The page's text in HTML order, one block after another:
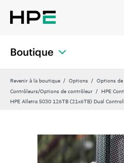
Boutique
Revenir à la boutique Options
Options
Contrôleurs/Options de contrôleur
HPE
HPE Alletra 5030 126TB (21x6TB) Dual